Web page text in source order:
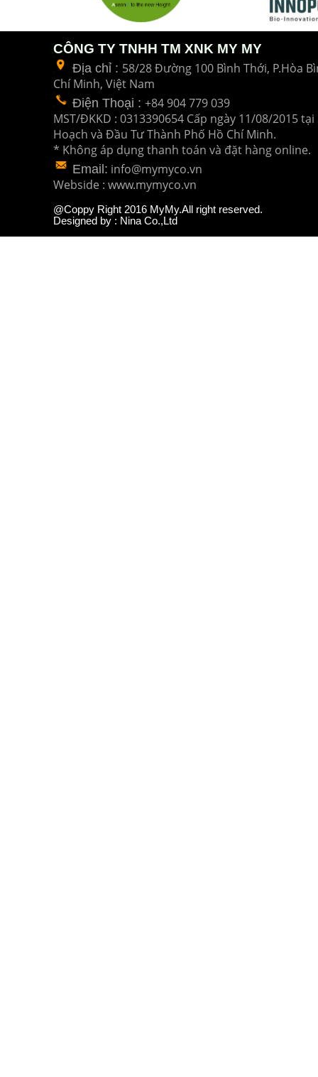
CÔNG TY TNHH TM XNK MY MY
Địa chỉ : 58/28 Đường 100 Bình Thới, P.Hòa
Chí Minh, Việt Nam
Điện Thoại : +84 904 779 039
MST/ĐKKD : 0313390654 Cấp ngày 11/08/2015 tại
Hoạch và Đầu TưThành Phố Hồ Chí Minh.
* Không áp dụng thanh toán và đặt hàng online.
Email: info@mymyco.vn
Webside : www.mymyco.vn
@Coppy Right 2016 MyMy.All right reserved.
Designed by : Nina Co.,Ltd